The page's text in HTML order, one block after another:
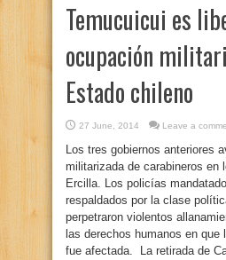
Temucuicui es
ocupación
Estado chileno
27 June, 2014 Leave a
Los tres gobiernos anteriores
militarizada de carabineros en
Ercilla. Los policías
respaldados por la clase
perpetraron violentos
las derechos humanos en que
fue afectada. La retirada de